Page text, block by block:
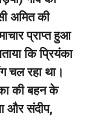
अमित की
प्राप्त हुआ
कि प्रियंका
चल रहा था।
की बहन के
और संदीप,